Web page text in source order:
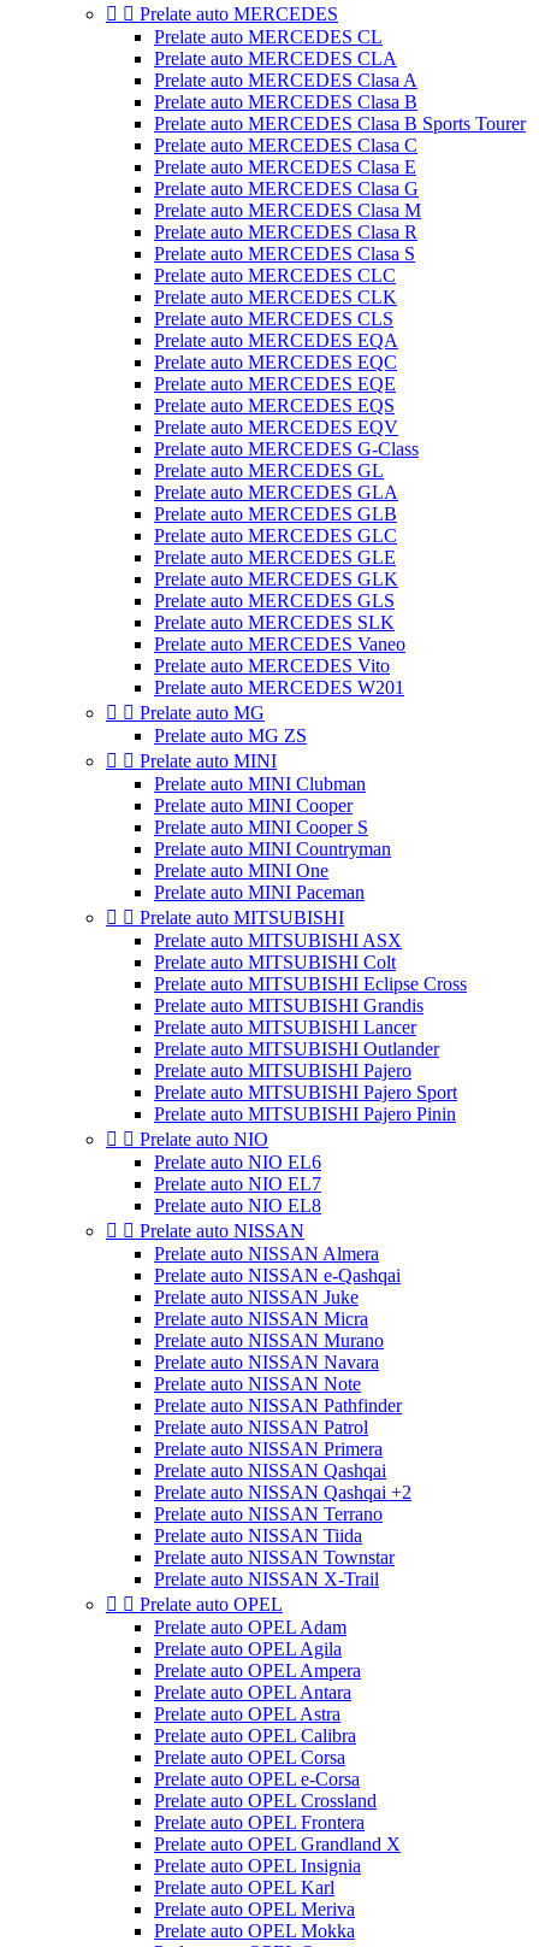
  Prelate auto MERCEDES
Prelate auto MERCEDES CL
Prelate auto MERCEDES CLA
Prelate auto MERCEDES Clasa A
Prelate auto MERCEDES Clasa B
Prelate auto MERCEDES Clasa B Sports Tourer
Prelate auto MERCEDES Clasa C
Prelate auto MERCEDES Clasa E
Prelate auto MERCEDES Clasa G
Prelate auto MERCEDES Clasa M
Prelate auto MERCEDES Clasa R
Prelate auto MERCEDES Clasa S
Prelate auto MERCEDES CLC
Prelate auto MERCEDES CLK
Prelate auto MERCEDES CLS
Prelate auto MERCEDES EQA
Prelate auto MERCEDES EQC
Prelate auto MERCEDES EQE
Prelate auto MERCEDES EQS
Prelate auto MERCEDES EQV
Prelate auto MERCEDES G-Class
Prelate auto MERCEDES GL
Prelate auto MERCEDES GLA
Prelate auto MERCEDES GLB
Prelate auto MERCEDES GLC
Prelate auto MERCEDES GLE
Prelate auto MERCEDES GLK
Prelate auto MERCEDES GLS
Prelate auto MERCEDES SLK
Prelate auto MERCEDES Vaneo
Prelate auto MERCEDES Vito
Prelate auto MERCEDES W201
  Prelate auto MG
Prelate auto MG ZS
  Prelate auto MINI
Prelate auto MINI Clubman
Prelate auto MINI Cooper
Prelate auto MINI Cooper S
Prelate auto MINI Countryman
Prelate auto MINI One
Prelate auto MINI Paceman
  Prelate auto MITSUBISHI
Prelate auto MITSUBISHI ASX
Prelate auto MITSUBISHI Colt
Prelate auto MITSUBISHI Eclipse Cross
Prelate auto MITSUBISHI Grandis
Prelate auto MITSUBISHI Lancer
Prelate auto MITSUBISHI Outlander
Prelate auto MITSUBISHI Pajero
Prelate auto MITSUBISHI Pajero Sport
Prelate auto MITSUBISHI Pajero Pinin
  Prelate auto NIO
Prelate auto NIO EL6
Prelate auto NIO EL7
Prelate auto NIO EL8
  Prelate auto NISSAN
Prelate auto NISSAN Almera
Prelate auto NISSAN e-Qashqai
Prelate auto NISSAN Juke
Prelate auto NISSAN Micra
Prelate auto NISSAN Murano
Prelate auto NISSAN Navara
Prelate auto NISSAN Note
Prelate auto NISSAN Pathfinder
Prelate auto NISSAN Patrol
Prelate auto NISSAN Primera
Prelate auto NISSAN Qashqai
Prelate auto NISSAN Qashqai +2
Prelate auto NISSAN Terrano
Prelate auto NISSAN Tiida
Prelate auto NISSAN Townstar
Prelate auto NISSAN X-Trail
  Prelate auto OPEL
Prelate auto OPEL Adam
Prelate auto OPEL Agila
Prelate auto OPEL Ampera
Prelate auto OPEL Antara
Prelate auto OPEL Astra
Prelate auto OPEL Calibra
Prelate auto OPEL Corsa
Prelate auto OPEL e-Corsa
Prelate auto OPEL Crossland
Prelate auto OPEL Frontera
Prelate auto OPEL Grandland X
Prelate auto OPEL Insignia
Prelate auto OPEL Karl
Prelate auto OPEL Meriva
Prelate auto OPEL Mokka